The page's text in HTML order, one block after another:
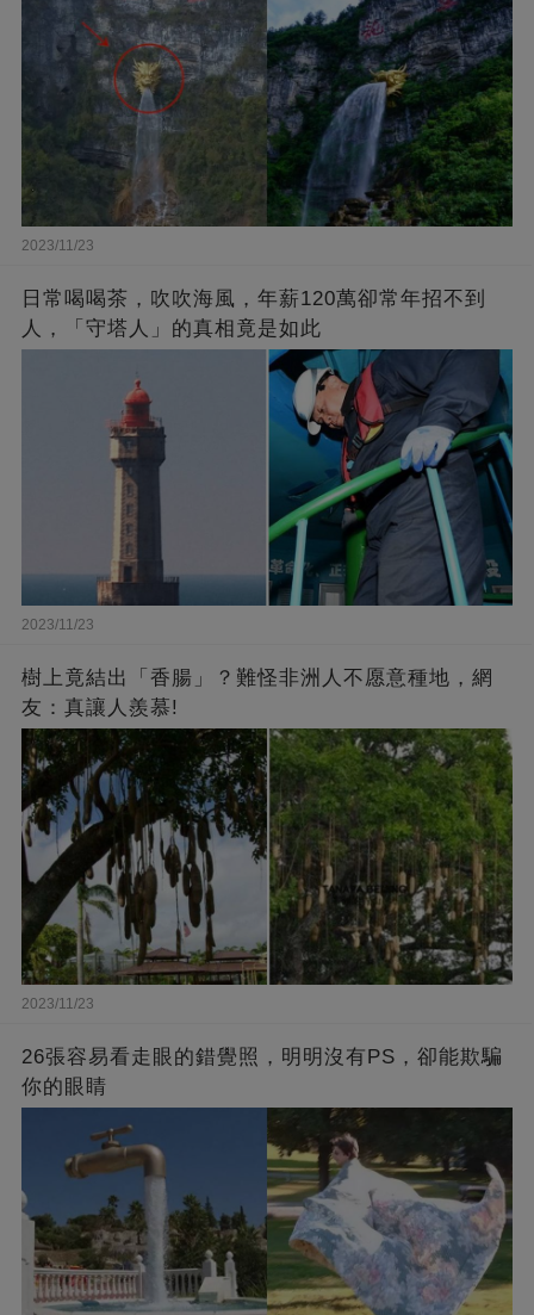
2023/11/23
日常喝喝茶，吹吹海風，年薪120萬卻常年招不到
人，「守塔人」的真相竟是如此
2023/11/23
樹上竟結出「香腸」？難怪非洲人不愿意種地，網
友：真讓人羨慕!
2023/11/23
26張容易看走眼的錯覺照，明明沒有PS，卻能欺騙
你的眼睛